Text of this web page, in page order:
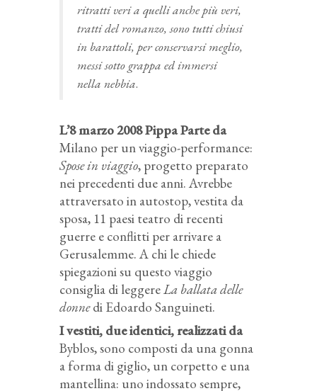
ritratti veri a quelli anche più veri,
tratti del romanzo, sono tutti chiusi
in barattoli, per conservarsi meglio,
messi sotto grappa ed immersi
nella nebbia.
L’8 marzo 2008 Pippa Parte da
Milano per un viaggio-performance:
Spose in viaggio, progetto preparato
nei precedenti due anni. Avrebbe
attraversato in autostop, vestita da
sposa, 11 paesi teatro di recenti
guerre e conflitti per arrivare a
Gerusalemme. A chi le chiede
spiegazioni su questo viaggio
consiglia di leggereLa ballata delle
donnedi Edoardo Sanguineti.
I vestiti, due identici, realizzati da
Byblos, sono composti da una gonna
a forma di giglio, un corpetto e una
mantellina: uno indossato sempre,